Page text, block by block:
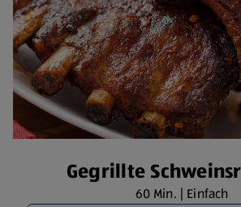
Gegrillte
60 Min. | Einfach